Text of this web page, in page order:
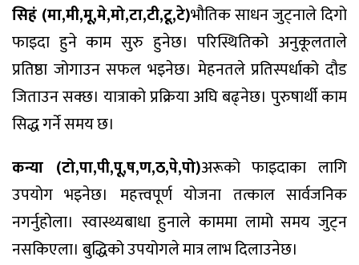
सिहं (मा,मी,मू,मे,मो,टा,टी,टू,टे)भौतिक साधन जुट्नाले दिगो
फाइदा हुने काम सुरु हुनेछ। परिस्थितिको अनुकूलताले
प्रतिष्ठा जोगाउन सफल भइनेछ। मेहनतले प्रतिस्पर्धाको दौड
जिताउन सक्छ। यात्राको प्रक्रिया अघि बढ्नेछ। पुरुषार्थी काम
सिद्ध गर्ने समय छ।
कन्या (टो,पा,पी,पू,ष,ण,ठ,पे,पो)अरूको फाइदाका लागि
उपयोग भइनेछ। महत्त्वपूर्ण योजना तत्काल सार्वजनिक
नगर्नुहोला। स्वास्थ्यबाधा हुनाले काममा लामो समय जुट्न
नसकिएला। बुद्धिको उपयोगले मात्र लाभ दिलाउनेछ।